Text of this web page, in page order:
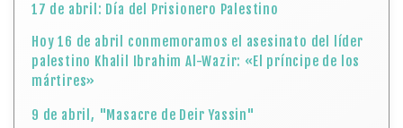
17 de abril: Día del Prisionero Palestino
Hoy 16 de abril conmemoramos el asesinato del líder
palestino Khalil Ibrahim Al-Wazir: «El príncipe de los
mártires»
9 de abril, "Masacre de Deir Yassin"